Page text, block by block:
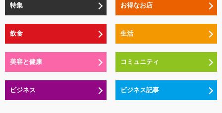
特集 お得なお店
飲食 生活
美容と健康 コミュニティ
ビジネス ビジネス記事